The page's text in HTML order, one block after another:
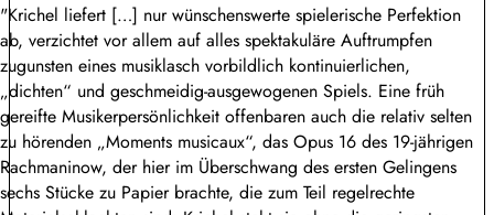
"Krichel liefert […] nur wünschenswerte spielerische Perfektion
ab, verzichtet vor allem auf alles spektakuläre Auftrumpfen
zugunsten eines musiklasch vorbildlich kontinuierlichen,
„dichten“ und geschmeidig-ausgewogenen Spiels. Eine früh
gereifte Musikerpersönlichkeit offenbaren auch die relativ selten
zu hörenden „Moments musicaux“, das Opus 16 des 19-jährigen
Rachmaninow, der hier im Überschwang des ersten Gelingens
sechs Stücke zu Papier brachte, die zum Teil regelrechte